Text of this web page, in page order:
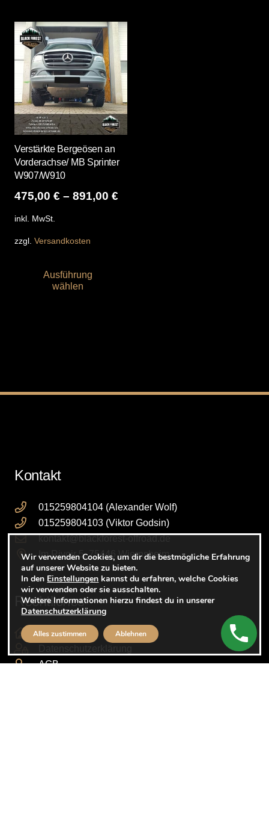
Verstärkte Bergeösen an
Vorderachse/ MB Sprinter
W907/W910
475,00 € – 891,00 €
inkl. MwSt.
zzgl. Versandkosten
Ausführung
wählen
Kontakt
015259804104 (Alexander Wolf)
015259804103 (Viktor Godsin)
kontakt@blackforest-offroad.de
Im Rivoir 5, 75446 Wiernsheim
Rechtliches
Impressum
AGB
Wir verwenden Cookies, um dir die bestmögliche Erfahrung
auf unserer Website zu bieten.
In den Einstellungen kannst du erfahren, welche Cookies
wir verwenden oder sie ausschalten.
Weitere Informationen hierzu findest du in unserer
Datenschutzerklärung
Alles zustimmen Ablehnen